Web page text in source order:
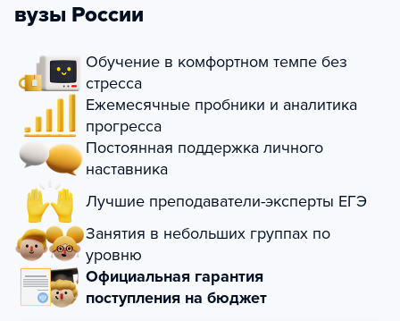
вузы России
Обучение в комфортном темпе без
стресса
Ежемесячные пробники и аналитика
прогресса
Постоянная поддержка личного
наставника
Лучшие преподаватели-эксперты ЕГЭ
Занятия в небольших группах по
уровню
Официальная гарантия
поступления на бюджет